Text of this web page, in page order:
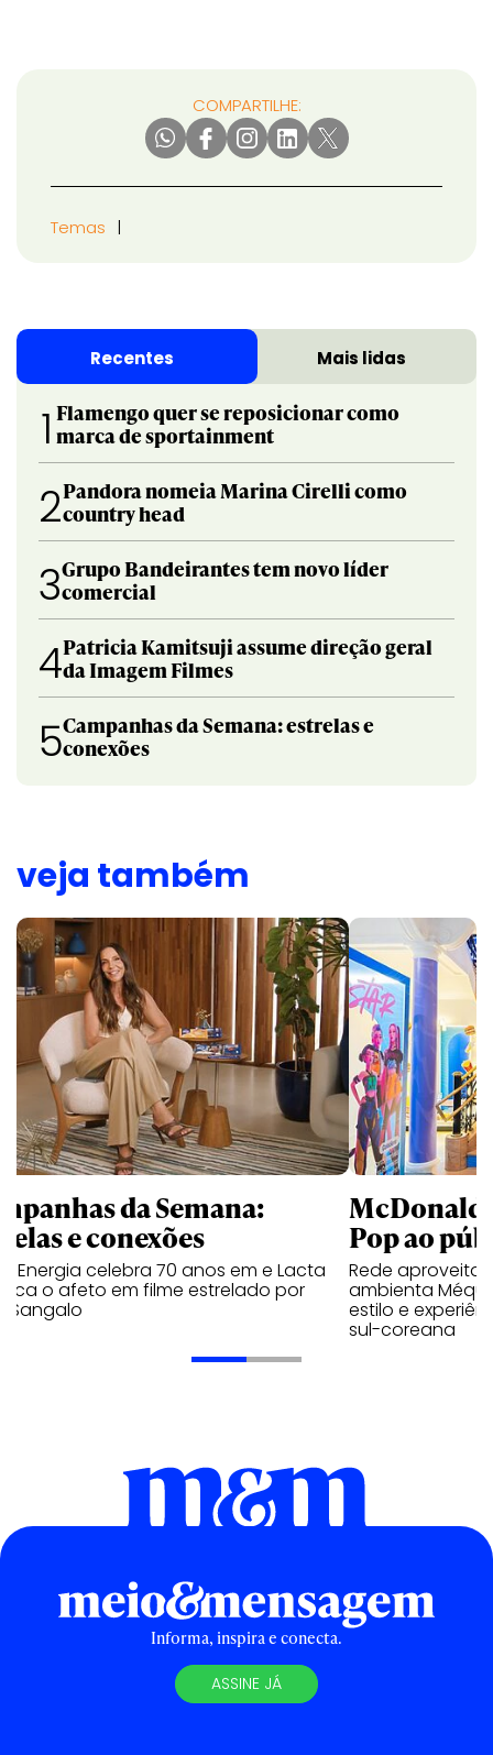
COMPARTILHE:
Temas
Recentes Mais lidas
1 Flamengo quer se reposicionar como
marca de sportainment
2Pandora nomeia Marina Cirelli como
country head
3Grupo Bandeirantes tem novo líder
comercial
4Patricia Kamitsuji assume direção geral
da Imagem Filmes
5Campanhas da Semana: estrelas e
conexões
veja também
da Semana:
e conexões
Energia celebra 70 anos em e Lacta
o afeto em filme estrelado por
Sangalo
Pop ao
Rede aproveita
ambienta Méqui
estilo e
sul-coreana
Informa, inspira e conecta.
ASSINE JÁ